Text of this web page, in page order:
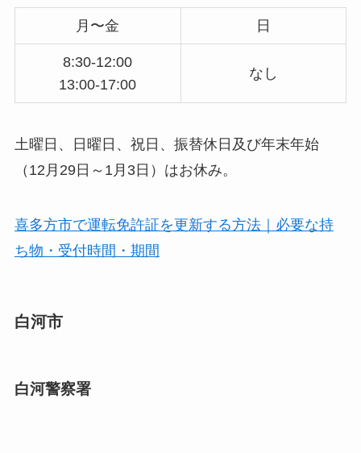
月〜金 日
8:30-12:00
13:00-17:00
なし
土曜日、日曜日、祝日、振替休日及び年末年始
（12月29日～1月3日）はお休み。
喜多方市で運転免許証を更新する方法｜必要な持
ち物・受付時間・期間
白河市
白河警察署